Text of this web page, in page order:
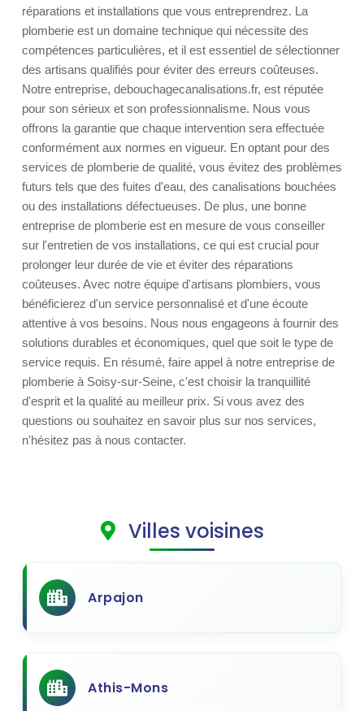
réparations et installations que vous entreprendrez. La
plomberie est un domaine technique qui nécessite des
compétences particulières, et il est essentiel de sélectionner
des artisans qualifiés pour éviter des erreurs coûteuses.
Notre entreprise, debouchagecanalisations.fr, est réputée
pour son sérieux et son professionnalisme. Nous vous
offrons la garantie que chaque intervention sera effectuée
conformément aux normes en vigueur. En optant pour des
services de plomberie de qualité, vous évitez des problèmes
futurs tels que des fuites d'eau, des canalisations bouchées
ou des installations défectueuses. De plus, une bonne
entreprise de plomberie est en mesure de vous conseiller
sur l'entretien de vos installations, ce qui est crucial pour
prolonger leur durée de vie et éviter des réparations
coûteuses. Avec notre équipe d'artisans plombiers, vous
bénéficierez d'un service personnalisé et d'une écoute
attentive à vos besoins. Nous nous engageons à fournir des
solutions durables et économiques, quel que soit le type de
service requis. En résumé, faire appel à notre entreprise de
plomberie à Soisy-sur-Seine, c'est choisir la tranquillité
d'esprit et la qualité au meilleur prix. Si vous avez des
questions ou souhaitez en savoir plus sur nos services,
n'hésitez pas à nous contacter.
Villes voisines
Arpajon
Athis-Mons